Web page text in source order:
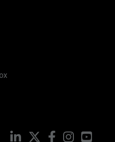
LinkedIn FacebookInstagram